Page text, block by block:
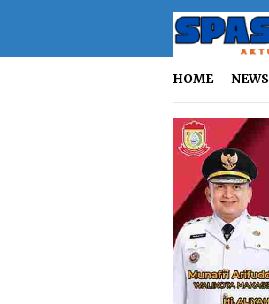
HOME NEWS